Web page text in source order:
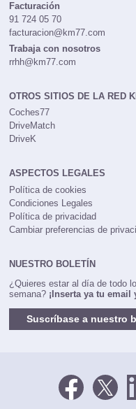
Facturación
91 724 05 70
facturacion@km77.com
Trabaja con nosotros
rrhh@km77.com
OTROS SITIOS DE LA RED
Coches77
DriveMatch
DriveK
ASPECTOS LEGALES
Política de cookies
Condiciones Legales
Política de privacidad
Cambiar preferencias de
NUESTRO BOLETÍN
¿Quieres estar al día de todo
semana? ¡Inserta ya tu
Suscríbase a nuestro